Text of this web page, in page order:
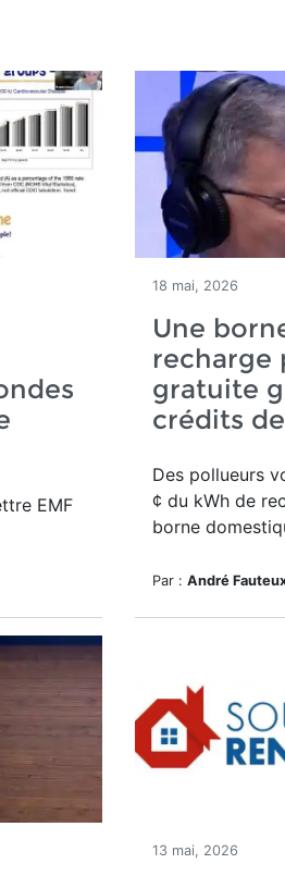
EMF
18 mai, 2026
Une
recharge
gratuite
crédits
Des pollueurs
¢ du kWh de
borne
Par : André
13 mai, 2026